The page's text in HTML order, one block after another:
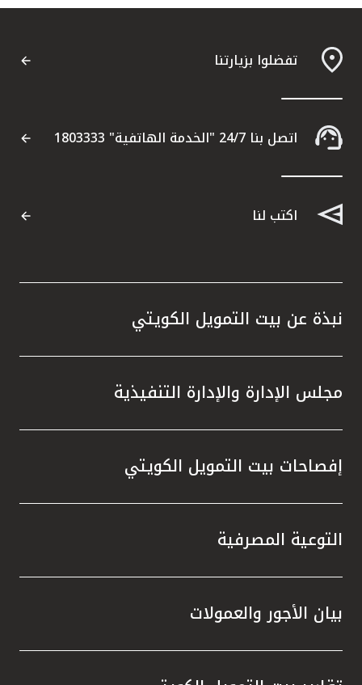
تفضلوا بزيارتنا
اتصل بنا 24/7 "الخدمة الهاتفية" 1803333
اكتب لنا
نبذة عن بيت التمويل الكويتي
مجلس الإدارة والإدارة التنفيذية
إفصاحات بيت التمويل الكويتي
التوعية المصرفية
بيان الأجور والعمولات